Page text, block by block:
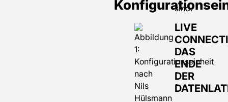
sind.
LIVE
DAS
ENDE
DER